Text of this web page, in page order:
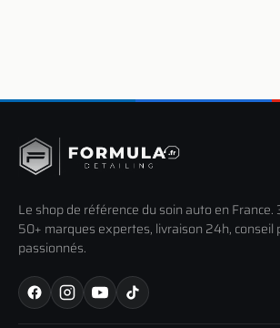
Le shop de référence du soin auto en
50+ marques expertes, livraison 24h, conseil
passionnés.